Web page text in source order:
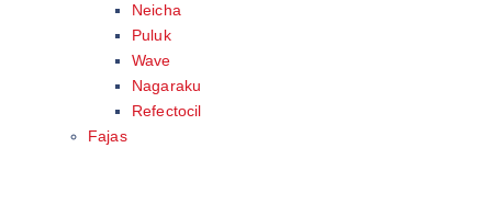
Neicha
Puluk
Wave
Nagaraku
Refectocil
Fajas